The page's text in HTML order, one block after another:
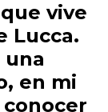
vive
Lucca.
en mi